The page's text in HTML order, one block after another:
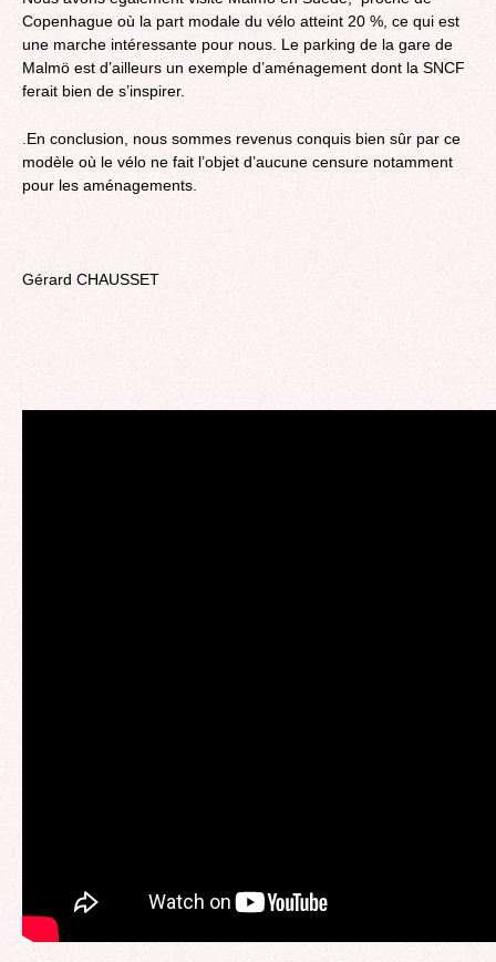
Copenhague où la part modale du vélo atteint 20 %, ce qui est
une marche intéressante pour nous. Le parking de la gare de
Malmö est d’ailleurs un exemple d’aménagement dont la SNCF
ferait bien de s’inspirer.
.En conclusion, nous sommes revenus conquis bien sûr par ce
modèle où le vélo ne fait l’objet d’aucune censure notamment
pour les aménagements.
Gérard CHAUSSET